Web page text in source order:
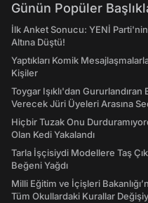
Günün Popüler
İlk Anket Sonucu: YENİ Parti'nin
Altına Düştü!
Yaptıkları Komik
Kişiler
Toygar Işıklı'dan
Verecek Jüri Üyeleri Arasına
Hiçbir Tuzak Onu
Olan Kedi Yakalandı
Tarla İşçisiydi Modellere Taş
Beğeni Yağdı
Milli Eğitim ve İçişleri
Tüm Okullardaki Kurallar